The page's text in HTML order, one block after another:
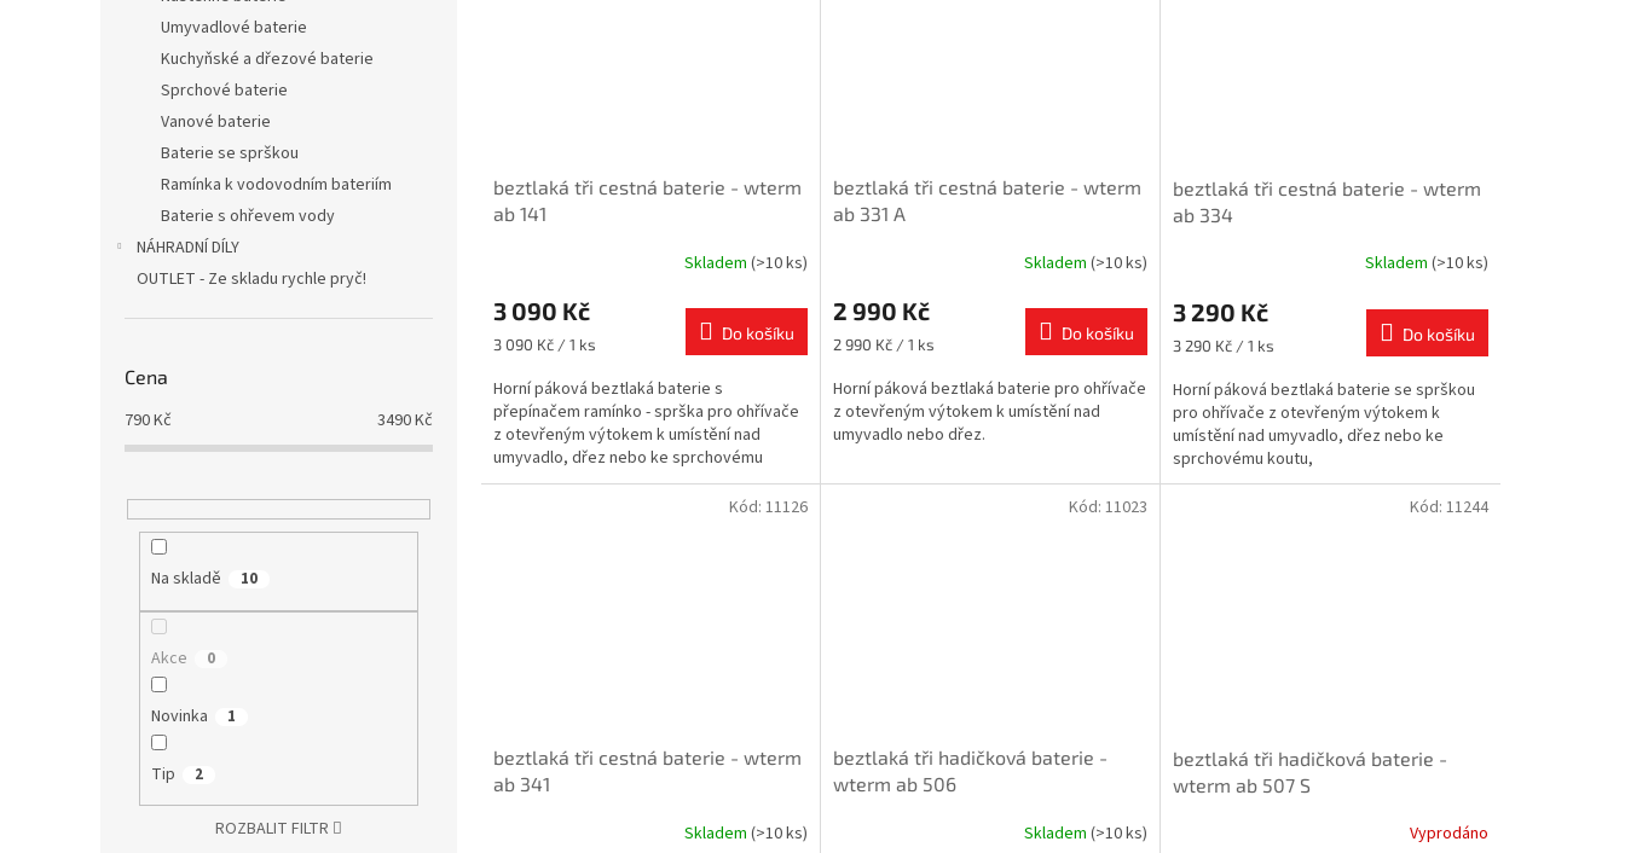
Umyvadlové baterie
Kuchyňské a dřezové baterie
Sprchové baterie
Vanové baterie
Baterie se sprškou
Ramínka k vodovodním bateriím
Baterie s ohřevem vody
NÁHRADNÍ DÍLY
OUTLET - Ze skladu rychle pryč!
Cena
790Kč 3490Kč
Na skladě 10
Akce 0
Novinka 1
Tip 2
ROZBALIT FILTR
beztlaká tři cestná baterie - wterm
ab 141
Skladem (>10 ks)
3 090 Kč
Měrná
3 090 Kč / 1 ks
Do košíku
Horní páková beztlaká baterie s
přepínačem ramínko - sprška pro ohřívače
z otevřeným výtokem k umístění nad
umyvadlo, dřez nebo ke sprchovému
koutu,
beztlaká tři cestná baterie - wterm
ab 331 A
Skladem (>10 ks)
2 990 Kč
Měrná
2 990 Kč / 1 ks
Do košíku
Horní páková beztlaká baterie pro ohřívače
z otevřeným výtokem k umístění nad
umyvadlo nebo dřez.
beztlaká tři cestná baterie - wterm
ab 334
Skladem (>10 ks)
3 290 Kč
Měrná
3 290 Kč / 1 ks
Do košíku
Horní páková beztlaká baterie se sprškou
pro ohřívače z otevřeným výtokem k
umístění nad umyvadlo, dřez nebo ke
sprchovému koutu,
beztlaká tři cestná baterie - wterm
ab 341
Skladem (>10 ks)
Kód: 11126
beztlaká tři hadičková baterie -
wterm ab 506
Skladem (>10 ks)
Kód: 11023
beztlaká tři hadičková baterie -
wterm ab 507 S
Vyprodáno
Kód: 11244